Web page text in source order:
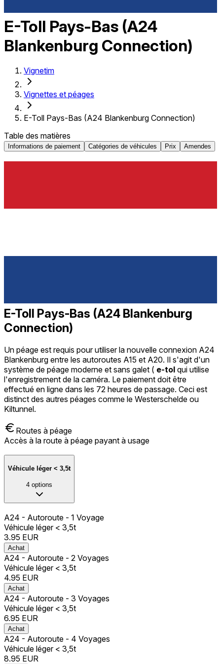
E-Toll Pays-Bas (A24
Blankenburg Connection)
Vignetim
Vignettes et péages
E-Toll Pays-Bas (A24 Blankenburg Connection)
Table des matières
Informations de paiement Catégories de véhicules Prix Amendes
E-Toll Pays-Bas (A24 Blankenburg
Connection)
Un péage est requis pour utiliser la nouvelle connexion A24
Blankenburg entre les autoroutes A15 et A20. Il s'agit d'un
système de péage moderne et sans galet ( e-tol qui utilise
l'enregistrement de la caméra. Le paiement doit être
effectué en ligne dans les 72 heures de passage. Ceci est
distinct des autres péages comme le Westerschelde ou
Kiltunnel.
Routes à péage
Accès à la route à péage payant à usage
Véhicule léger < 3,5t
4 options
A24 - Autoroute - 1 Voyage
Véhicule léger < 3,5t
3.95 EUR
Achat
A24 - Autoroute - 2 Voyages
Véhicule léger < 3,5t
4.95 EUR
Achat
A24 - Autoroute - 3 Voyages
Véhicule léger < 3,5t
6.95 EUR
Achat
A24 - Autoroute - 4 Voyages
Véhicule léger < 3,5t
8.95 EUR